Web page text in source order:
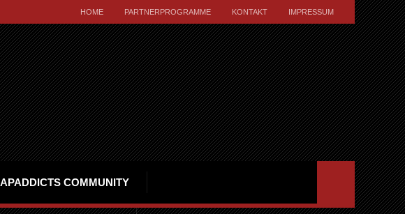
HOME PARTNERPROGRAMME KONTAKT IMPRESSUM
COMMUNITY